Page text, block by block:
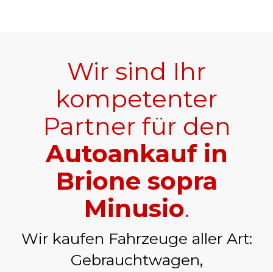
Wir sind Ihr
kompetenter
Partner für den
Autoankauf in
Brione sopra
Minusio.
Wir kaufen Fahrzeuge aller Art:
Gebrauchtwagen,